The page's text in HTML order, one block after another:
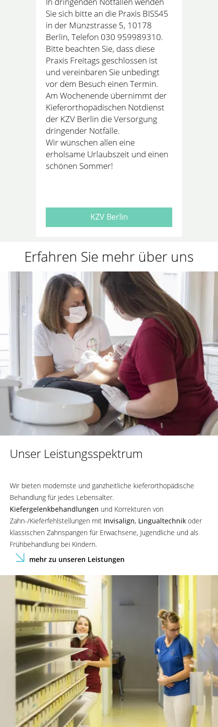
Sie sich bitte an die Praxis BISS45
in der Münzstrasse 5, 10178
Berlin, Telefon 030 959989310.
Bitte beachten Sie, dass diese
Praxis Freitags geschlossen ist
und vereinbaren Sie unbedingt
vor dem Besuch einen Termin.
Am Wochenende übernimmt der
Kieferorthopädischen Notdienst
der KZV Berlin die Versorgung
dringender Notfälle.
Wir wünschen allen eine
erholsame Urlaubszeit und einen
schönen Sommer!
KZV Berlin
Erfahren Sie mehr über uns
Unser Leistungsspektrum
Wir bieten modernste und ganzheitliche kieferorthopädische
Behandlung für jedes Lebensalter.
Kiefergelenkbehandlungen und Korrekturen von
Zahn-/Kieferfehlstellungen mit Invisalign, Lingualtechnik oder
klassischen Zahnspangen für Erwachsene, Jugendliche und als
Frühbehandlung bei Kindern.
mehr zu unseren Leistungen